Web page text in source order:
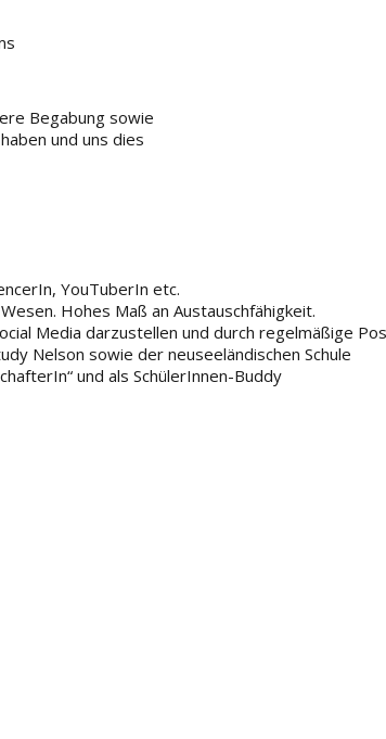
Begabung sowie
und uns dies
YouTuberIn etc.
Hohes Maß an Austauschfähigkeit.
Media darzustellen und durch regelmäßige
Nelson sowie der neuseeländischen Schule
und als SchülerInnen-Buddy